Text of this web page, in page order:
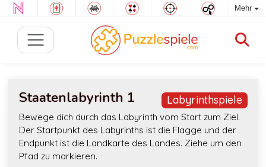
Mehr
Labyrinthspiele
Staatenlabyrinth 1
Bewege dich durch das Labyrinth vom Start zum Ziel.
Der Startpunkt des Labyrinths ist die Flagge und der
Endpunkt ist die Landkarte des Landes. Ziehe um den
Pfad zu markieren.